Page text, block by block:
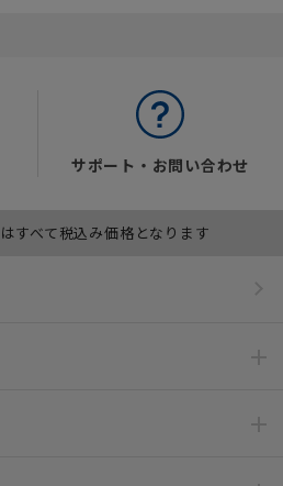
サポート・お問い合わせ
すべて税込み価格となります